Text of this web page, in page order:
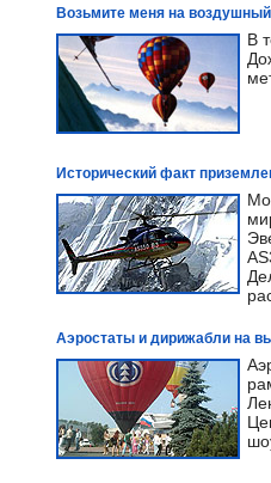
Возьмите меня на
В
Исторический факт
Аэростаты и дирижабли на